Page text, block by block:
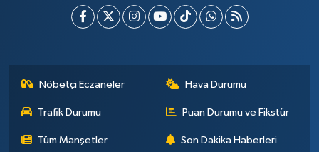
Nöbetçi Eczaneler Hava Durumu
Trafik Durumu Puan Durumu ve Fikstür
Tüm Manşetler Son Dakika Haberleri